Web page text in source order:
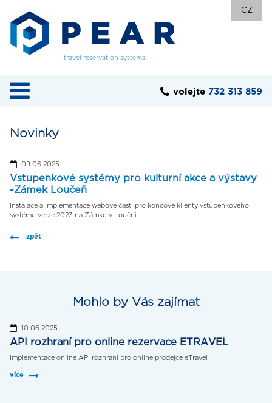
travel reservation systems
CZ
volejte 732 313 859
Novinky
09.06.2025
Vstupenkové systémy pro kulturní akce a výstavy
-Zámek Loučeň
Instalace a implementace webové části pro koncové klienty vstupenkového
systému verze 2023 na Zámku v Loučni
zpět
Mohlo by Vás zajímat
10.06.2025
API rozhraní pro online rezervace ETRAVEL
Implementace online API rozhraní pro online prodejce eTravel
více